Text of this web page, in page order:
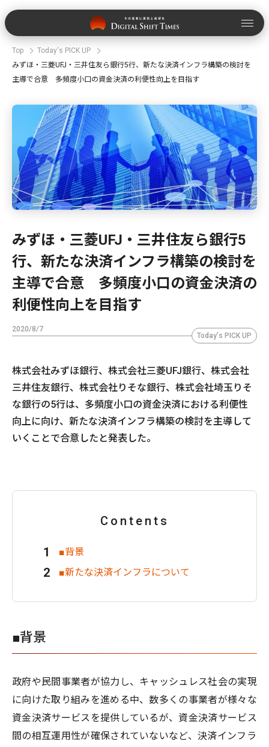
Top
Today's PICK UP
みずほ・三菱UFJ・三井住友ら銀行5行、新たな決済インフラ構築の検討を
主導で合意 多頻度小口の資金決済の利便性向上を目指す
みずほ・三菱UFJ・三井住友ら銀行5
行、新たな決済インフラ構築の検討を
主導で合意 多頻度小口の資金決済の
利便性向上を目指す
2020/8/7
Today's PICK UP
株式会社みずほ銀行、株式会社三菱UFJ銀行、株式会社
三井住友銀行、株式会社りそな銀行、株式会社埼玉りそ
な銀行の5行は、多頻度小口の資金決済における利便性
向上に向け、新たな決済インフラ構築の検討を主導して
いくことで合意したと発表した。
Contents
■背景
■新たな決済インフラについて
■背景
政府や民間事業者が協力し、キャッシュレス社会の実現
に向けた取り組みを進める中、数多くの事業者が様々な
資金決済サービスを提供しているが、資金決済サービス
間の相互運用性が確保されていないなど、決済インフラ